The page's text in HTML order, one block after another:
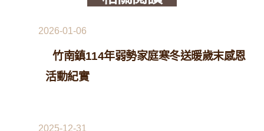
2026-01-06
竹南鎮114年弱勢家庭寒冬送暖歲末感恩
活動紀實
2025-12-31